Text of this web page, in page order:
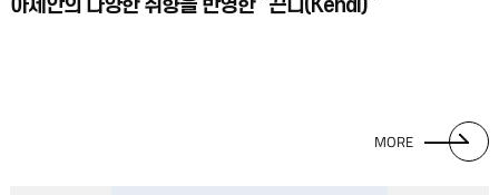
아세안의 다양한 취향을 반영한 “끈디(Kendi)”
MORE